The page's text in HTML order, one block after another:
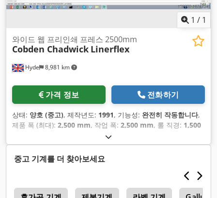
1 / 1
Hyde 8,981 km
와이드 웹 프리인쇄 프레스 2500mm
Cobden Chadwick Linerflex
가격 정보 전화하기
상태: 양호 (중고), 제작년도: 1991, 기능성: 완전히 작동합니다,
제품 폭 (최대): 2,500 mm, 작업 폭: 2,500 mm, 롤 직경: 1,500
중고 기계를 더 찾아보세요